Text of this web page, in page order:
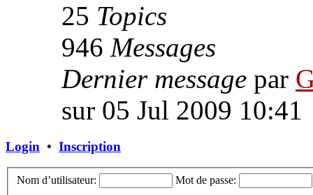
25 Topics
946 Messages
Dernier message par
sur 05 Jul 2009 10:41
Login • Inscription
Nom d’utilisateur: Mot de passe: